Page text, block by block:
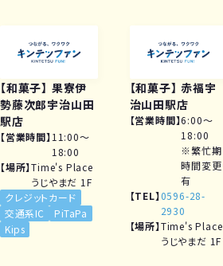
【和菓子】 果寮伊
勢藤次郎宇治山田
駅店
営業時間 11:00～
18:00
場所 Time's Place
うじやまだ 1F
クレジットカード
交通系IC
PiTaPa
Kips
【和菓子】 赤福宇
治山田駅店
営業時間 6:00～
18:00
※繁忙期
時間変更
有
TEL 0596-28-
2930
場所 Time's Place
うじやまだ 1F